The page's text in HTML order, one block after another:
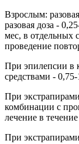
Взрослым:
разовая доза -
мес, в отдельных
проведение
При эпилепсии в
средствами -
При
комбинации с
лечение в
При